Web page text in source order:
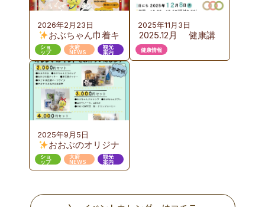
2026年2月23日
おぶちゃん巾着キ
ャンペーン 第３弾
ショ
ップ
大府
NEWS
観光
案内
2025年11月3日
2025.12月 健康講
座のご案内 『お
いしい給食から始め
健康情報
2025年9月5日
おおぶのオリジナ
ルギフト販売
ショ
ップ
大府
NEWS
観光
案内